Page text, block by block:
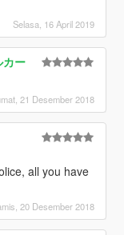
Selasa, 16 April 2019
ー
21 Desember 2018
all you have
20 Desember 2018